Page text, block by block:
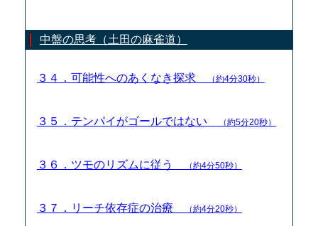
中盤の思考（土田の麻雀道）
３４．可能性へのあくなき探求 （約4分30秒）
３５．テンパイがゴールではない （約5分20秒）
３６．ツモのリズムに従う （約4分50秒）
３７．リーチ依存症の治療 （約4分20秒）